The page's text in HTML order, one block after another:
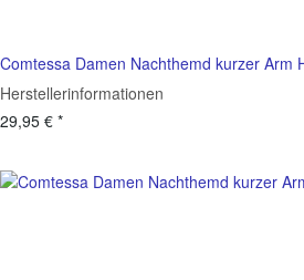
Comtessa Damen Nachthemd kurzer Arm
Herstellerinformationen
29,95 € *